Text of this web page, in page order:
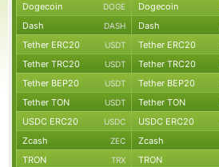
Dogecoin DOGE Dogecoin
Dash DASH Dash
Tether ERC20 USDT Tether ERC20
Tether TRC20 USDT Tether TRC20
Tether BEP20 USDT Tether BEP20
Tether TON USDT Tether TON
USDC ERC20 USDC USDC ERC20
Zcash ZEC Zcash
TRON TRX TRON